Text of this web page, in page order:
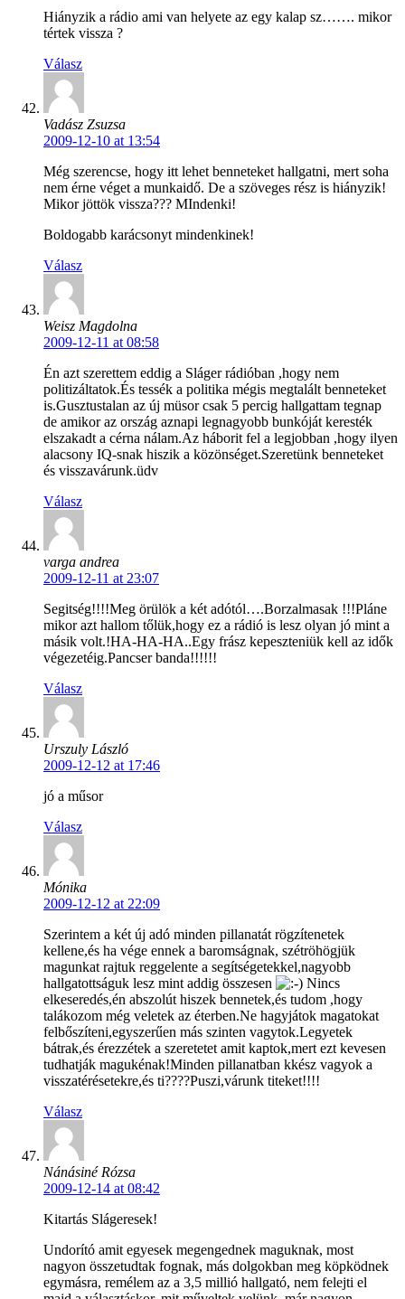
Hiányzik a rádio ami van helyete az egy kalap sz……. mikor
tértek vissza ?
Válasz
Vadász Zsuzsa
2009-12-10 at 13:54
Még szerencse, hogy itt lehet benneteket hallgatni, mert soha
nem érne véget a munkaidő. De a szöveges rész is hiányzik!
Mikor jöttök vissza??? MIndenki!
Boldogabb karácsonyt mindenkinek!
Válasz
Weisz Magdolna
2009-12-11 at 08:58
Én azt szerettem eddig a Sláger rádióban ,hogy nem
politizáltatok.És tessék a politika mégis megtalált benneteket
is.Gusztustalan az új müsor csak 5 percig hallgattam tegnap
de amikor az ország aznapi legnagyobb bunkóját keresték
elszakadt a cérna nálam.Az háborit fel a legjobban ,hogy ilyen
alacsony IQ-snak hiszik a közönséget.Szeretünk benneteket
és visszavárunk.üdv
Válasz
varga andrea
2009-12-11 at 23:07
Segitség!!!!Meg örülök a két adótól….Borzalmasak !!!Pláne
mikor azt hallom tőlük,hogy ez a rádió is lesz olyan jó mint a
másik volt.!HA-HA-HA..Egy frász kepeszteniük kell az idők
végezetéig.Pancser banda!!!!!!
Válasz
Urszuly László
2009-12-12 at 17:46
jó a műsor
Válasz
Mónika
2009-12-12 at 22:09
Szerintem a két új adó minden pillanatát rögzítenetek
kellene,és ha vége ennek a baromságnak, szétröhögjük
magunkat rajtuk reggelente a segítségetekkel,nagyobb
hallgatottságuk lesz mint addig összesen
Nincs
elkeseredés,én abszolút hiszek bennetek,és tudom ,hogy
talákozom még veletek az éterben.Ne hagyjátok magatokat
felbőszíteni,egyszerűen más szinten vagytok.Legyetek
bátrak,és érezzétek a szeretetet amit kaptok,mert ezt kevesen
tudhatják magukénak!Minden pillanatban kkész vagyok a
visszatérésetekre,és ti????Puszi,várunk titeket!!!!
Válasz
Nánásiné Rózsa
2009-12-14 at 08:42
Kitartás Slágeresek!
Undorító amit egyesek megengednek maguknak, most
nagyon összetudtak fognak, más dolgokban meg köpködnek
egymásra, remélem az a 3,5 millió hallgató, nem felejti el